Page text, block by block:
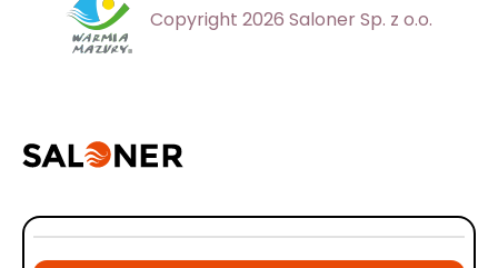
Copyright 2026 Saloner Sp. z o.o.